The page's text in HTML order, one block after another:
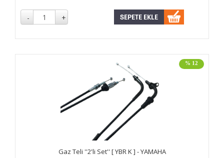
% 12
Gaz Teli ''2'li Set'' [ YBR K ] - YAMAHA